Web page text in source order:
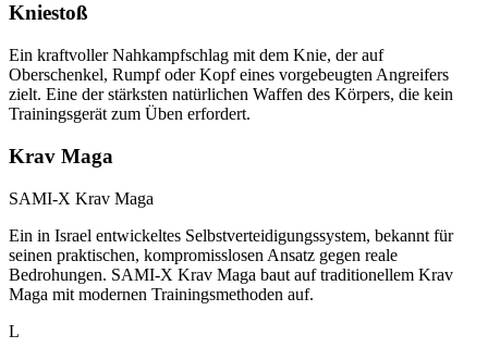
Kniestoß
Ein kraftvoller Nahkampfschlag mit dem Knie, der auf
Oberschenkel, Rumpf oder Kopf eines vorgebeugten Angreifers
zielt. Eine der stärksten natürlichen Waffen des Körpers, die kein
Trainingsgerät zum Üben erfordert.
Krav Maga
SAMI-X Krav Maga
Ein in Israel entwickeltes Selbstverteidigungssystem, bekannt für
seinen praktischen, kompromisslosen Ansatz gegen reale
Bedrohungen. SAMI-X Krav Maga baut auf traditionellem Krav
Maga mit modernen Trainingsmethoden auf.
L